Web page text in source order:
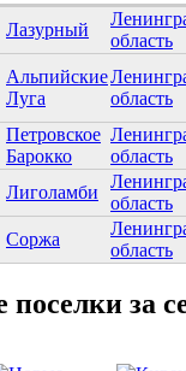
Лазурный
область
Альпийские
Луга
область
Петровское
Барокко
область
Лиголамби
область
Соржа
область
за